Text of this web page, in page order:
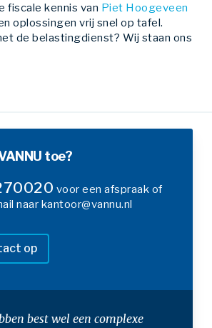
fiscale kennis van Piet Hoogeveen
oplossingen vrij snel op tafel.
de belastingdienst? Wij staan ons
toe?
voor een afspraak of
naar kantoor@vannu.nl
op
best wel een complexe